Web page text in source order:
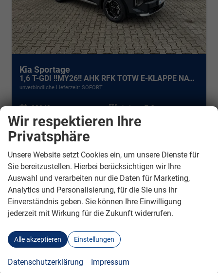
Kia Sportage
1,6 T-GDI !!MY26!! AHK RFK TOTW E-KLAPPE NAVI LED ACC
unverbindliche Lieferzeit: SOFORT
Fahrzeugnr. 20843 Getriebe Autom. 7-Gang
Kraftstoff
Benzin
Pentametal Metallic
Leistung
110 kW (150 PS)
11.09.2025
35.490,– € DETAILS
Verbrauch kombiniert:7,10 l/100km
CO -Klasse: F
CO2-Emissionen:160,00 g/km
Marke
alles ausgewählt
Wir respektieren Ihre
Privatsphäre
Unsere Website setzt Cookies ein, um unsere Dienste für
Sie bereitzustellen. Hierbei berücksichtigen wir Ihre
Auswahl und verarbeiten nur die Daten für Marketing,
Analytics und Personalisierung, für die Sie uns Ihr
Einverständnis geben. Sie können Ihre Einwilligung
jederzeit mit Wirkung für die Zukunft widerrufen.
Alle akzeptieren Einstellungen
Datenschutzerklärung Impressum